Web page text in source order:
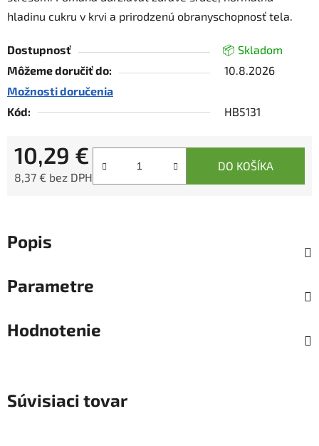
hladinu cukru v krvi a prirodzenú obranyschopnosť tela.
Dostupnosť
📦 Skladom
Môžeme doručiť do:
10.8.2026
Možnosti doručenia
Kód:
HB5131
10,29 €
8,37 € bez DPH
DO KOŠÍKA
Popis
Parametre
Hodnotenie
Súvisiaci tovar